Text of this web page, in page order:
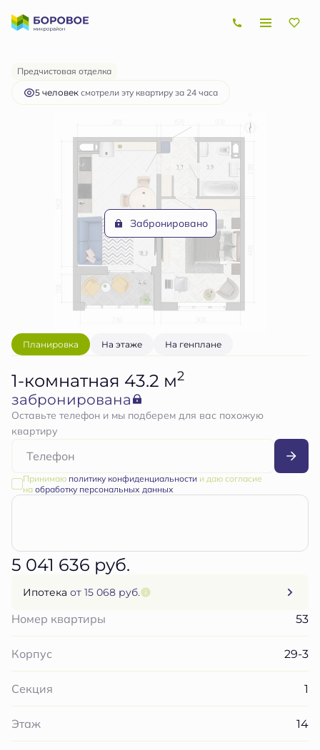
1-комнатная43.2 м 5 041 636 руб.
Ипотекаот 15 068 руб.
Предчистовая отделка
5 человек смотрели эту квартиру за 24 часа
Забронировано
Планировка На этаже На генплане
1-комнатная 43.2 м2
забронирована
Оставьте телефон и мы подберем для вас похожую
квартиру
Принимаю политику конфиденциальностии даю согласие
на обработку персональных данных
5 041 636 руб.
Ипотека от 15 068 руб.
Номер квартиры 53
Корпус 29-3
Секция 1
Этаж 14